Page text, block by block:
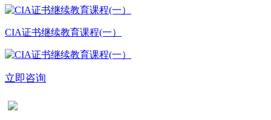
CIA证书继续教育课程(一）
立即咨询